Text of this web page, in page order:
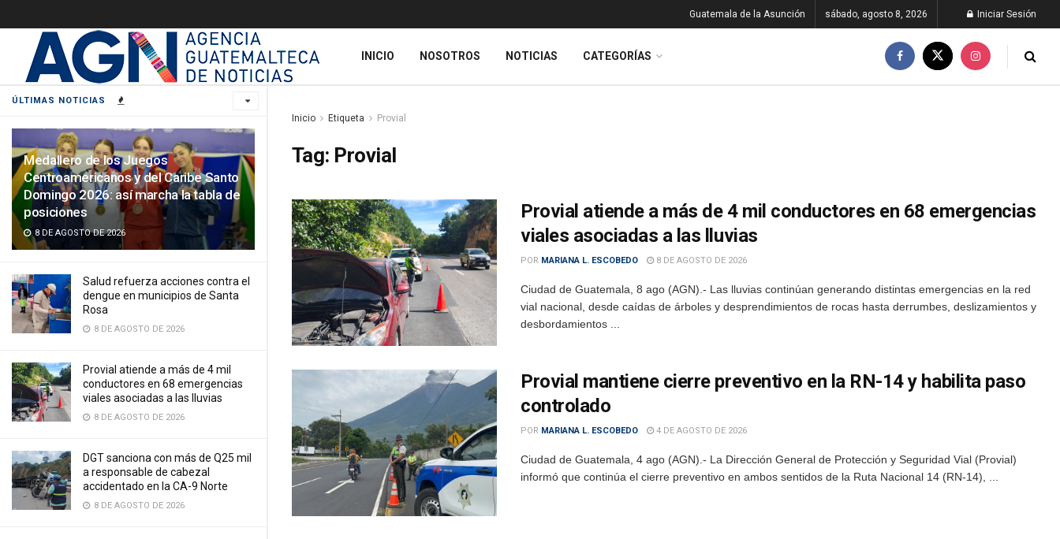
ÚLTIMAS NOTICIAS
Medallero de los Juegos
Centroamericanos y del Caribe Santo
Domingo 2026: así marcha la tabla de
posiciones
8 DE AGOSTO DE 2026
Salud refuerza acciones contra el
dengue en municipios de Santa
Rosa
8 DE AGOSTO DE 2026
Provial atiende a más de 4 mil
conductores en 68 emergencias
viales asociadas a las lluvias
8 DE AGOSTO DE 2026
DGT sanciona con más de Q25 mil
a responsable de cabezal
accidentado en la CA-9 Norte
8 DE AGOSTO DE 2026
Guatemala de la Asunción sábado, agosto 8, 2026 Iniciar Sesión
INICIO NOSOTROS NOTICIAS CATEGORÍAS
Inicio Etiqueta Provial
Tag: Provial
Provial atiende a más de 4 mil conductores en 68 emergencias
viales asociadas a las lluvias
POR MARIANA L. ESCOBEDO 8 DE AGOSTO DE 2026
Ciudad de Guatemala, 8 ago (AGN).- Las lluvias continúan generando distintas emergencias en la red
vial nacional, desde caídas de árboles y desprendimientos de rocas hasta derrumbes, deslizamientos y
desbordamientos ...
Provial mantiene cierre preventivo en la RN-14 y habilita paso
controlado
POR MARIANA L. ESCOBEDO 4 DE AGOSTO DE 2026
Ciudad de Guatemala, 4 ago (AGN).- La Dirección General de Protección y Seguridad Vial (Provial)
informó que continúa el cierre preventivo en ambos sentidos de la Ruta Nacional 14 (RN-14), ...